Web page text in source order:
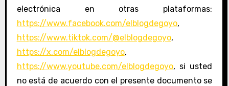
electrónica en otras plataformas:
https://www.facebook.com/elblogdegoyo,
https://www.tiktok.com/@elblogdegoyo,
https://x.com/elblogdegoyo,
https://www.youtube.com/elblogdegoyo, si usted
no está de acuerdo con el presente documento se